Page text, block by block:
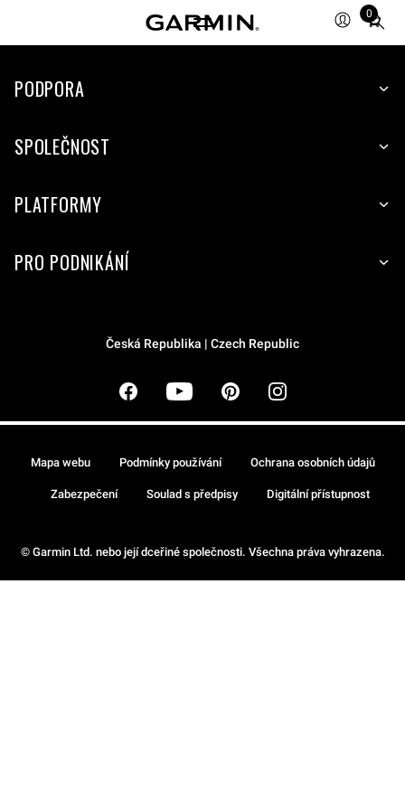
0
Total
PODPORA
SPOLEČNOST
PLATFORMY
PRO PODNIKÁNÍ
Česká Republika | Czech Republic
© Garmin Ltd. nebo její dceřiné společnosti. Všechna práva vyhrazena.
Mapa webu Podmínky používání Ochrana osobních údajů
Zabezpečení Soulad s předpisy Digitální přístupnost